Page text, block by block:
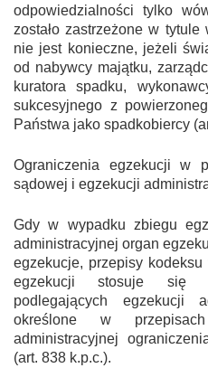
odpowiedzialności tylko
zostało zastrzeżone w
nie jest konieczne, jeżeli
od nabywcy majątku,
kuratora spadku,
sukcesyjnego z
Państwa jako spadkobiercy
Ograniczenia egzekucji w
sądowej i egzekucji
Gdy w wypadku zbiegu
administracyjnej organ
egzekucje, przepisy
egzekucji stosuje się
podlegających egzekucji
określone w
administracyjnej
(art. 838 k.p.c.).
Zapamiętaj mnie